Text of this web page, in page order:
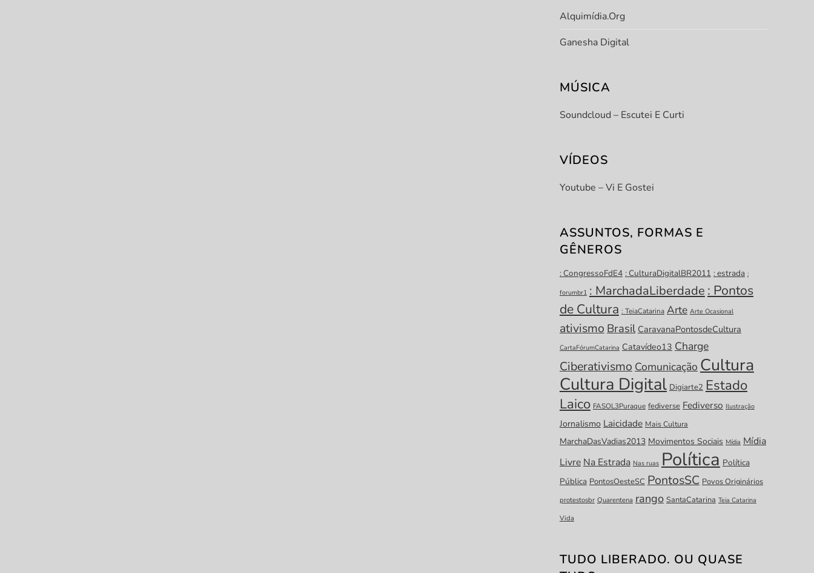
Alquimídia.org
Ganesha Digital
MÚSICA
Soundcloud – Escutei E Curti
VÍDEOS
Youtube – Vi E Gostei
ASSUNTOS, FORMAS E
GÊNEROS
: CongressoFdE4 : CulturaDigitalBR2011 : estrada :
forumbr1 : MarchadaLiberdade : Pontos
de Cultura : TeiaCatarina Arte Arte Ocasional
ativismo Brasil CaravanaPontosdeCultura
CartaFórumCatarina Catavídeo13 Charge
Ciberativismo Comunicação Cultura
Cultura Digital Digiarte2 Estado
Laico FASOL3Puraque fediverse Fediverso Ilustração
Jornalismo Laicidade Mais Cultura
MarchaDasVadias2013 Movimentos Sociais Mídia Mídia
Livre Na Estrada Nas ruas Política Política
Pública PontosOesteSC PontosSC Povos Originários
protestosbr Quarentena rango SantaCatarina Teia Catarina
Vida
TUDO LIBERADO. OU QUASE